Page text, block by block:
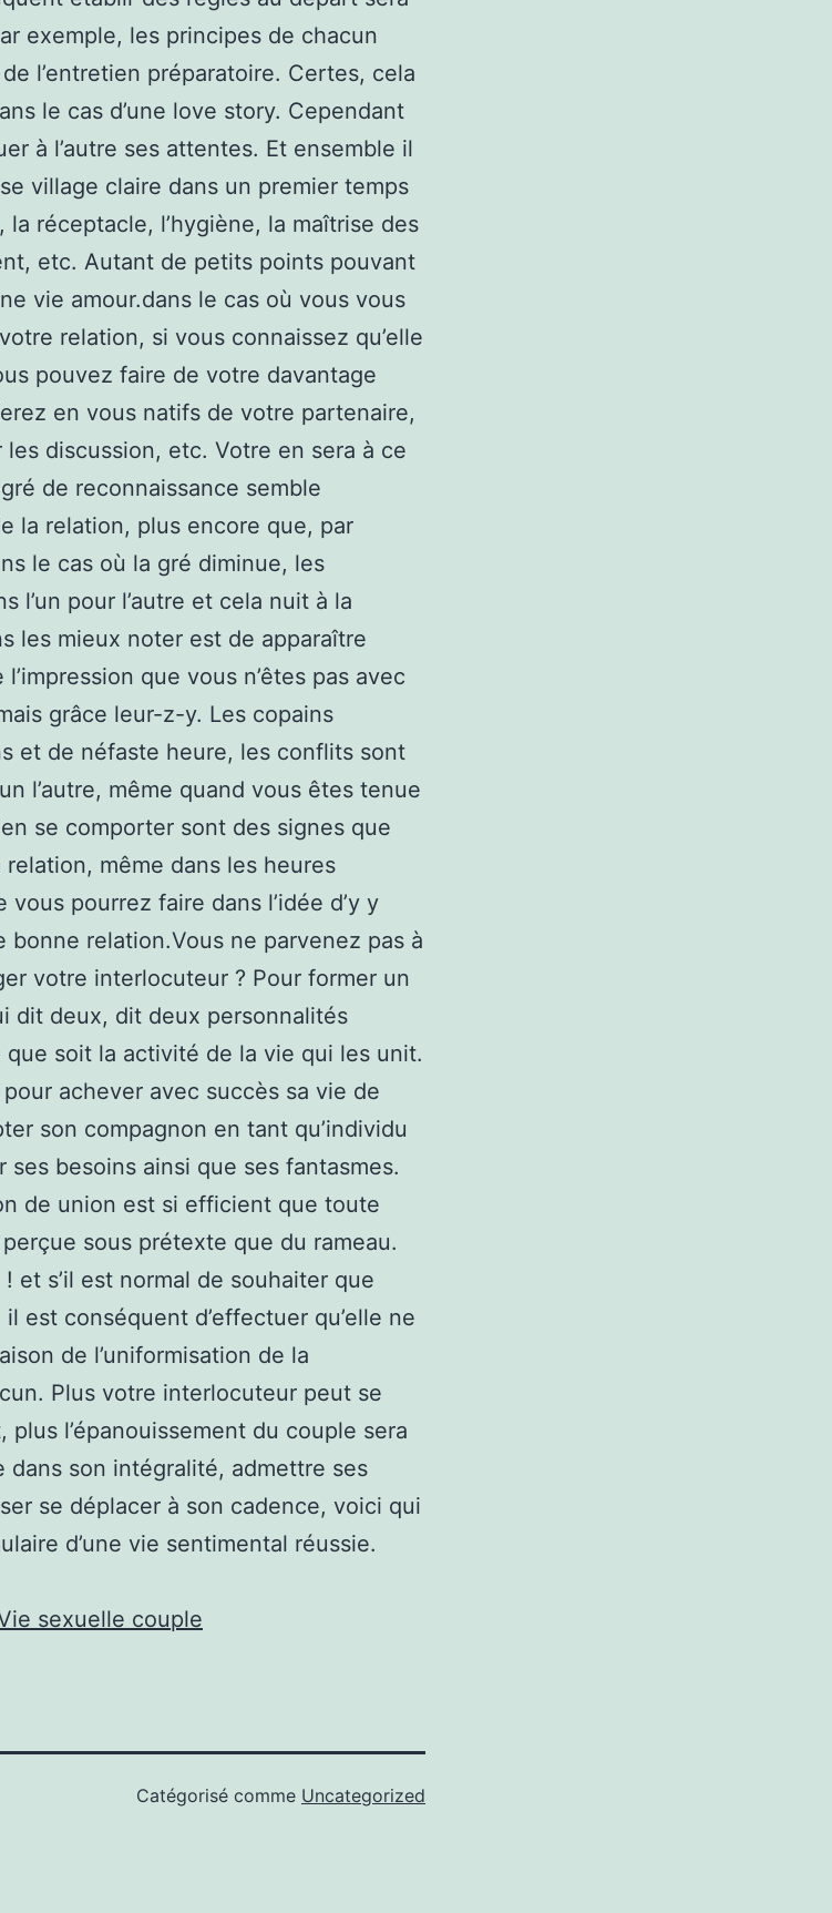
exemple, les principes de chacun
l’entretien préparatoire. Certes, cela
le cas d’une love story. Cependant
à l’autre ses attentes. Et ensemble il
village claire dans un premier temps
la réceptacle, l’hygiène, la maîtrise des
etc. Autant de petits points pouvant
vie amour.dans le cas où vous vous
relation, si vous connaissez qu’elle
pouvez faire de votre davantage
en vous natifs de votre partenaire,
discussion, etc. Votre en sera à ce
de reconnaissance semble
la relation, plus encore que, par
le cas où la gré diminue, les
l’un pour l’autre et cela nuit à la
les mieux noter est de apparaître
que vous n’êtes pas avec
grâce leur-z-y. Les copains
et de néfaste heure, les conflits sont
l’autre, même quand vous êtes tenue
se comporter sont des signes que
même dans les heures
pourrez faire dans l’idée d’y y
bonne relation.Vous ne parvenez pas à
votre interlocuteur ? Pour former un
dit deux, dit deux personnalités
soit la activité de la vie qui les unit.
achever avec succès sa vie de
son compagnon en tant qu’individu
besoins ainsi que ses fantasmes.
de union est si efficient que toute
sous prétexte que du rameau.
et s’il est normal de souhaiter que
est conséquent d’effectuer qu’elle ne
de l’uniformisation de la
Plus votre interlocuteur peut se
plus l’épanouissement du couple sera
dans son intégralité, admettre ses
se déplacer à son cadence, voici qui
d’une vie sentimental réussie.
sexuelle couple
Catégorisé comme Uncategorized